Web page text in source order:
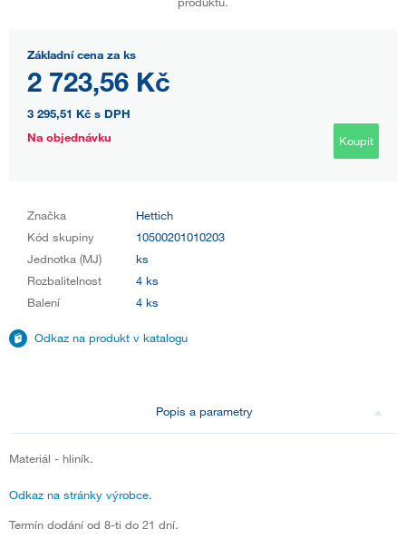
Základní cena za ks
2 723,56 Kč
3 295,51 Kč s DPH
Na objednávku
Koupit
Značka
Hettich
Kód skupiny
10500201010203
Jednotka (MJ)
ks
Rozbalitelnost
4 ks
Balení
4 ks
Odkaz na produkt v katalogu
Popis a parametry
Materiál - hliník.
Odkaz na stránky výrobce.
Termín dodání od 8-ti do 21 dní.